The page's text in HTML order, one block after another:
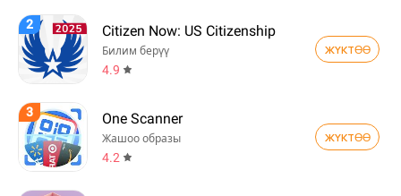
2 Citizen Now: US Citizenship
Билим берүү
4.9
ЖҮКТӨӨ
3 One Scanner
Жашоо образы
4.2
ЖҮКТӨӨ